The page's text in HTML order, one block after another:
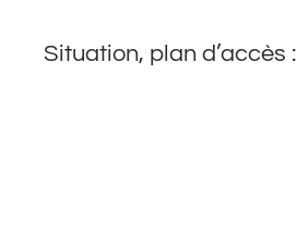
Situation, plan d’accès :